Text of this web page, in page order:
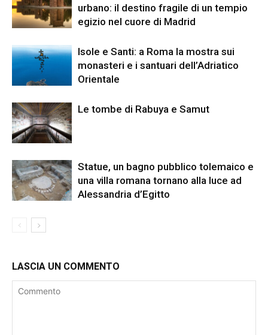
urbano: il destino fragile di un tempio
egizio nel cuore di Madrid
Isole e Santi: a Roma la mostra sui
monasteri e i santuari dell’Adriatico
Orientale
Le tombe di Rabuya e Samut
Statue, un bagno pubblico tolemaico e
una villa romana tornano alla luce ad
Alessandria d’Egitto
LASCIA UN COMMENTO